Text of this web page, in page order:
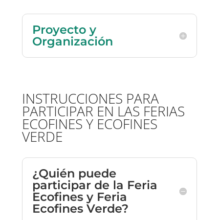
Proyecto y
Organización
INSTRUCCIONES PARA
PARTICIPAR EN LAS FERIAS
ECOFINES Y ECOFINES
VERDE
¿Quién puede
participar de la Feria
Ecofines y Feria
Ecofines Verde?